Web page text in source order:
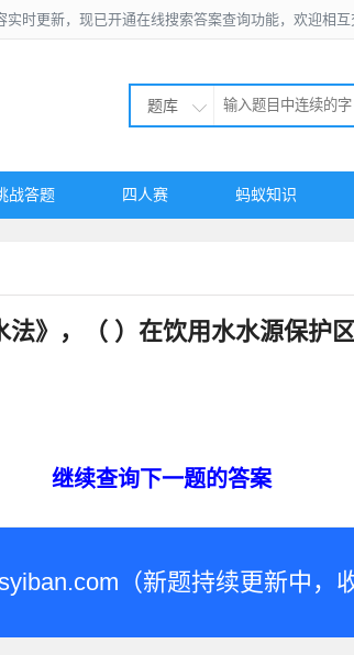
时更新，现已开通在线搜索答案查询功能，欢迎相互
题库
战答题 四人赛 蚂蚁知识
》，（ ）在饮用水水源保护
继续查询下一题的答案
（新题持续更新中，